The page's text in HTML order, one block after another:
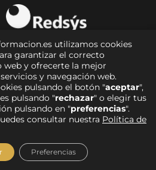
Witcreativo
|Condiciones de compra|
|Política de cookies|
utilizamos cookies
garantizar el correcto
y ofrecerte la mejor
y navegación web.
pulsando el botón "aceptar",
pulsando "rechazar" o elegir tus
pulsando en "preferencias".
consultar nuestra Política de
Preferencias